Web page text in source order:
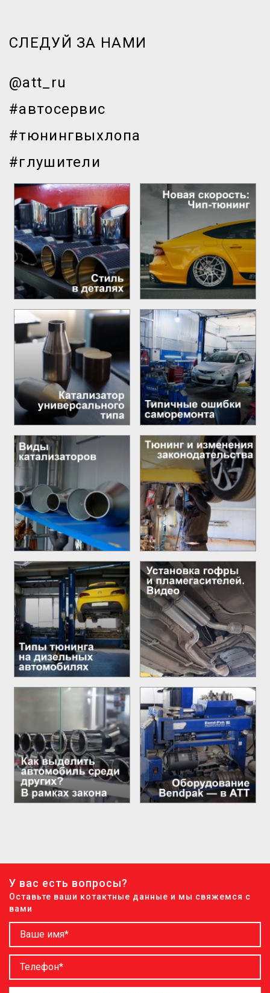
СЛЕДУЙ ЗА НАМИ
@att_ru
#автосервис
#тюнингвыхлопа
#глушители
У вас есть вопросы?
Оставьте ваши котактные данные и мы свяжемся с
вами